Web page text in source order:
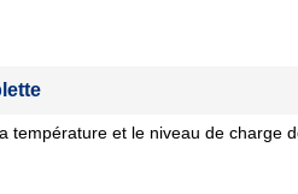
température et le niveau de charge